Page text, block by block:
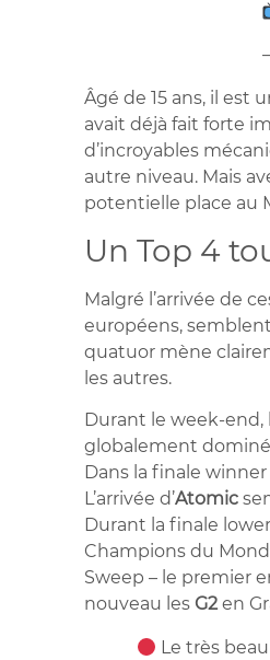
Âgé de 15 ans, il est
avait déjà fait forte
d’incroyables
autre niveau. Mais
potentielle place au
Un Top 4
Malgré l’arrivée de
européens,
quatuor mène
les autres.
Durant le week-end,
globalement
Dans la finale
L’arrivée d’Atomic
Durant la finale
Champions du
Sweep – le premier
nouveau lesG2en
Le très